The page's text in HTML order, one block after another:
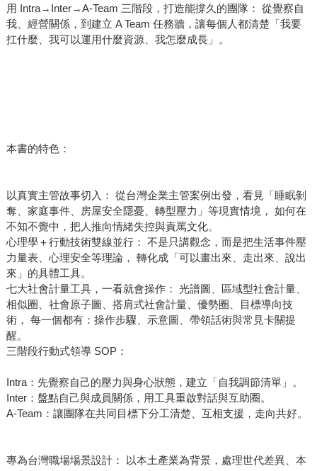
用 Intra→Inter→A-Team 三階段，打造能撐久的團隊： 從覺察自
我、經營關係，到建立 A Team 任務牆，讓每個人都清楚「我要
扛什麼、我可以運用什麼資源、我怎麼成長」。
本書的特色：
以真實主管故事切入： 從台灣企業主管案例出發，看見「睡眠剝
奪、家庭事件、房屋安全隱憂、轉型壓力」等現實情境， 如何在
不知不覺中，把人推向情緒失控與責罵文化。
心理學＋行動技術雙線並行： 不是只講觀念，而是把生活事件壓
力量表、心理安全等理論， 轉化成「可以畫出來、走出來、說出
來」的具體工具。
七大社會計量工具，一看就會操作： 光譜圖、區域型社會計量、
相似圈、社會原子圖、搭肩式社會計量、優勢圈、目標導向技
術， 每一個都有：操作步驟、示意圖、帶領話術與常見卡關提
醒。
三階段行動式領導 SOP：
Intra：先覺察自己的壓力與身心狀態，建立「自我調節清單」。
Inter：盤點自己與成員關係，用工具重啟對話與互助圈。
A-Team：讓團隊在共同目標下分工清楚、互相支援，走向共好。
專為台灣職場場景設計： 以本土產業為背景，處理世代差異、本